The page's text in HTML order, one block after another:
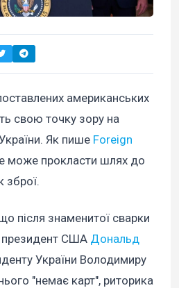
американських
свою точку зору на
Як пише Foreign
може прокласти шлях до
зброї.
після знаменитої сварки
президент США Дональд
України Володимиру
"немає карт", риторика